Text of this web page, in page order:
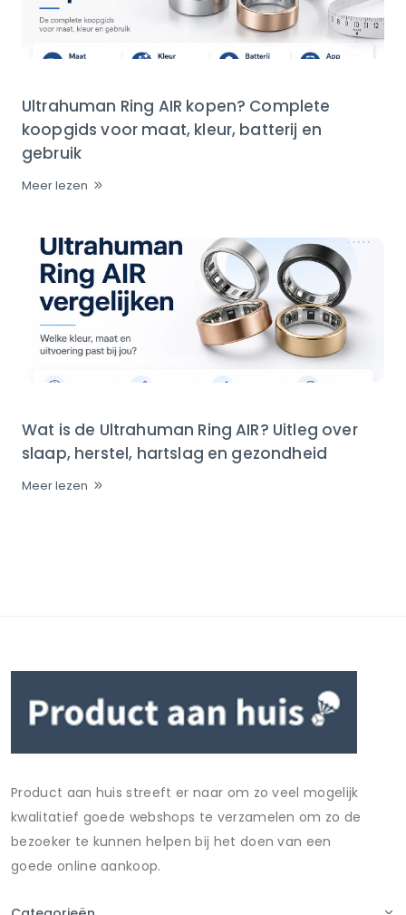
Ultrahuman Ring AIR kopen? Complete
koopgids voor maat, kleur, batterij en
gebruik
Meer lezen
Wat is de Ultrahuman Ring AIR? Uitleg over
slaap, herstel, hartslag en gezondheid
Meer lezen
Product aan huis streeft er naar om zo veel mogelijk
kwalitatief goede webshops te verzamelen om zo de
bezoeker te kunnen helpen bij het doen van een
goede online aankoop.